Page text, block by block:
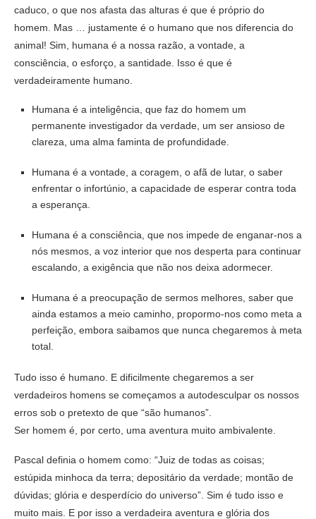
caduco, o que nos afasta das alturas é que é próprio do
homem. Mas … justamente é o humano que nos diferencia do
animal! Sim, humana é a nossa razão, a vontade, a
consciência, o esforço, a santidade. Isso é que é
verdadeiramente humano.
Humana é a inteligência, que faz do homem um
permanente investigador da verdade, um ser ansioso de
clareza, uma alma faminta de profundidade.
Humana é a vontade, a coragem, o afã de lutar, o saber
enfrentar o infortúnio, a capacidade de esperar contra toda
a esperança.
Humana é a consciência, que nos impede de enganar-nos a
nós mesmos, a voz interior que nos desperta para continuar
escalando, a exigência que não nos deixa adormecer.
Humana é a preocupação de sermos melhores, saber que
ainda estamos a meio caminho, propormo-nos como meta a
perfeição, embora saibamos que nunca chegaremos à meta
total.
Tudo isso é humano. E dificilmente chegaremos a ser
verdadeiros homens se começamos a autodesculpar os nossos
erros sob o pretexto de que “são humanos”.
Ser homem é, por certo, uma aventura muito ambivalente.
Pascal definia o homem como: “Juiz de todas as coisas;
estúpida minhoca da terra; depositário da verdade; montão de
dúvidas; glória e desperdício do universo”. Sim é tudo isso e
muito mais. E por isso a verdadeira aventura e glória dos